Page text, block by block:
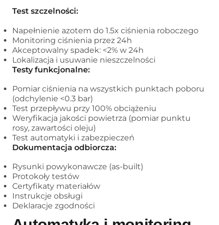
Test szczelności:
Napełnienie azotem do 1.5x ciśnienia roboczego
Monitoring ciśnienia przez 24h
Akceptowalny spadek: <2% w 24h
Lokalizacja i usuwanie nieszczelności
Testy funkcjonalne:
Pomiar ciśnienia na wszystkich punktach poboru
(odchylenie <0.3 bar)
Test przepływu przy 100% obciążeniu
Weryfikacja jakości powietrza (pomiar punktu
rosy, zawartości oleju)
Test automatyki i zabezpieczeń
Dokumentacja odbiorcza:
Rysunki powykonawcze (as-built)
Protokoły testów
Certyfikaty materiałów
Instrukcje obsługi
Deklaracje zgodności